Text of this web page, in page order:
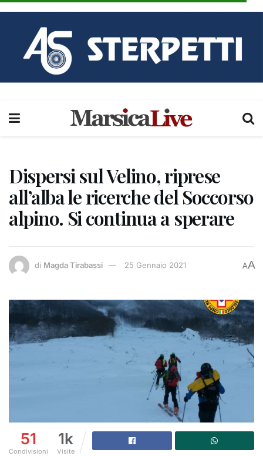
Dispersi sul Velino, riprese
all’alba le ricerche del Soccorso
alpino. Si continua a sperare
di Magda Tirabassi 25 Gennaio 2021 AA
51
Condivisioni
1k
Visite